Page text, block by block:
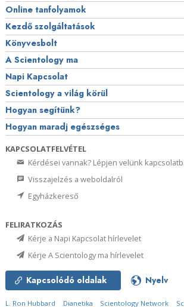
Online tanfolyamok
Kezdő szolgáltatások
Könyvesbolt
A Scientology ma
Napi Kapcsolat
Scientology a világ körül
Hogyan segítünk?
Hogyan maradj egészséges
KAPCSOLATFELVÉTEL
Kérdései vannak? Lépjen velünk
Visszajelzés a weboldalról
Egyházkereső
FELIRATKOZÁS
Kérje a Napi Kapcsolat hírlevelet
Kérje A Scientology ma hírlevelet
Kapcsolódó oldalak Nyelv
L. Ron Hubbard Dianetika Scientology Network